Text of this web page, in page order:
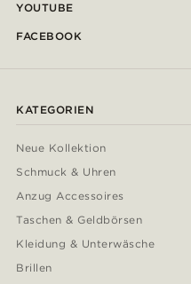
YOUTUBE
FACEBOOK
KATEGORIEN
Neue Kollektion
Schmuck & Uhren
Anzug Accessoires
Taschen & Geldbörsen
Kleidung & Unterwäsche
Brillen